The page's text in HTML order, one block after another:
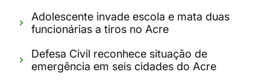
Adolescente invade escola e mata duas
funcionárias a tiros no Acre
Defesa Civil reconhece situação de
emergência em seis cidades do Acre